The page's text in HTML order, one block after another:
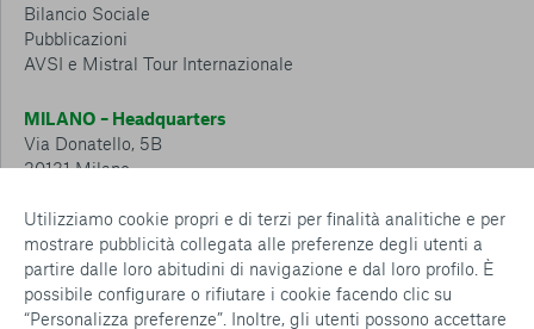
Utilizziamo cookie propri e di terzi per finalità analitiche e per
mostrare pubblicità collegata alle preferenze degli utenti a
partire dalle loro abitudini di navigazione e dal loro profilo. È
possibile configurare o rifiutare i cookie facendo clic su
“Personalizza preferenze”. Inoltre, gli utenti possono accettare
Bilancio Sociale
Pubblicazioni
AVSI e Mistral Tour Internazionale
MILANO – Headquarters
Via Donatello, 5B
20131 Milano
CESENA – Sostegno a distanza
Via Padre Vicinio da Sarsina, 216
47521 Cesena
Tel.: 0547 360 811